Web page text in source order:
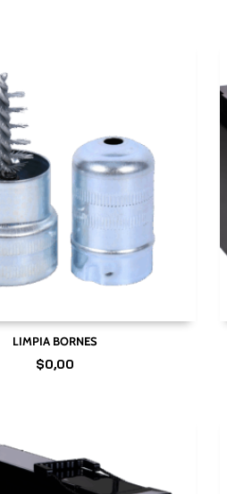
LIMPIA BORNES
$0,00